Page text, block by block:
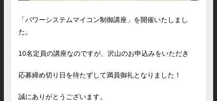
「パワーシステムマイコン制御講座」を開催いたしまし
た。
10名定員の講座なのですが、沢山のお申込みをいただき
応募締め切り日を待たずして満員御礼となりました！
誠にありがとうございます。